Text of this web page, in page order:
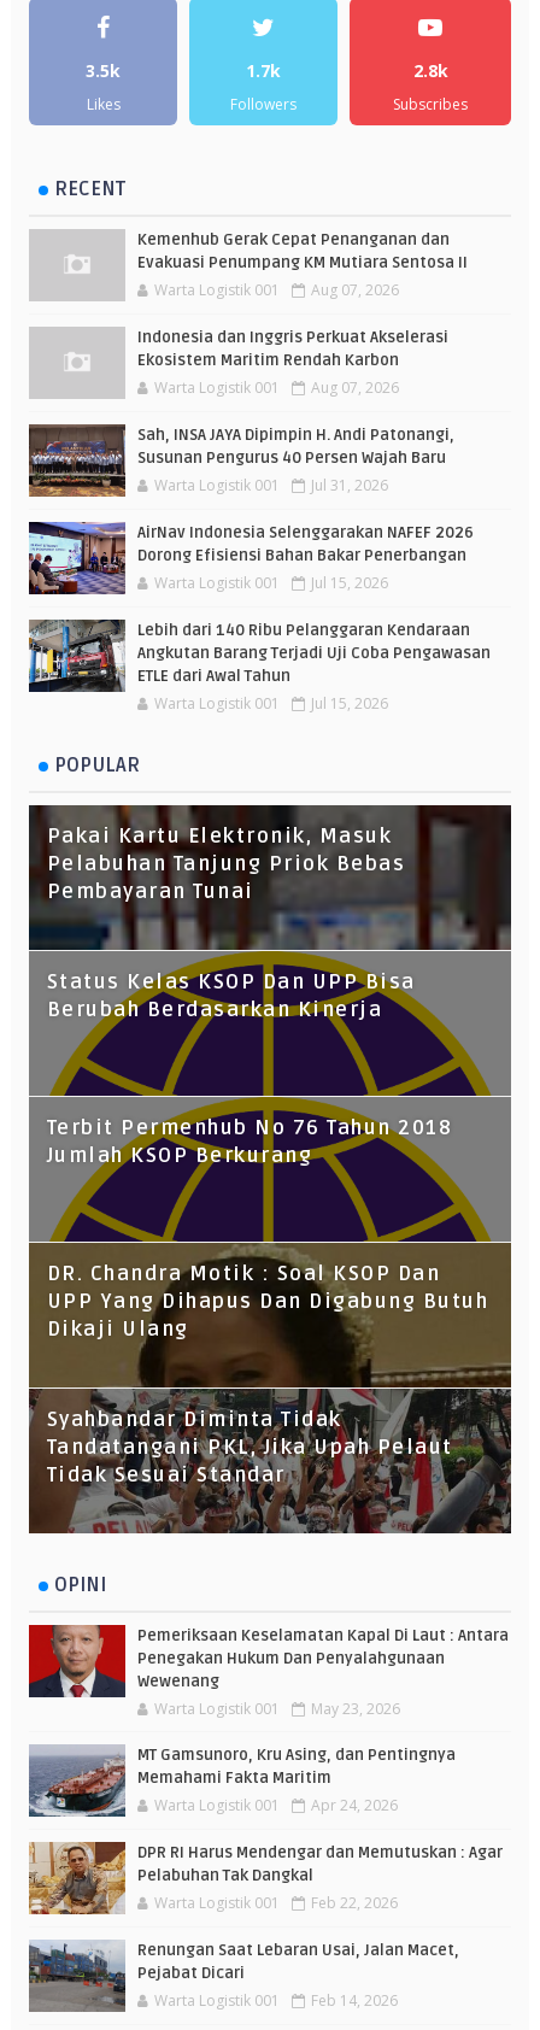
3.5k
Likes
1.7k
Followers
2.8k
Subscribes
RECENT
Kemenhub Gerak Cepat Penanganan dan
Evakuasi Penumpang KM Mutiara Sentosa II
Warta Logistik 001 Aug 07, 2026
Indonesia dan Inggris Perkuat Akselerasi
Ekosistem Maritim Rendah Karbon
Warta Logistik 001 Aug 07, 2026
Sah, INSA JAYA Dipimpin H. Andi Patonangi,
Susunan Pengurus 40 Persen Wajah Baru
Warta Logistik 001 Jul 31, 2026
AirNav Indonesia Selenggarakan NAFEF 2026
Dorong Efisiensi Bahan Bakar Penerbangan
Warta Logistik 001 Jul 15, 2026
Lebih dari 140 Ribu Pelanggaran Kendaraan
Angkutan Barang Terjadi Uji Coba Pengawasan
ETLE dari Awal Tahun
Warta Logistik 001 Jul 15, 2026
POPULAR
Pakai Kartu Elektronik, Masuk
Pelabuhan Tanjung Priok Bebas
Pembayaran Tunai
Status Kelas KSOP Dan UPP Bisa
Berubah Berdasarkan Kinerja
Terbit Permenhub No 76 Tahun 2018
Jumlah KSOP Berkurang
DR. Chandra Motik : Soal KSOP Dan
UPP Yang Dihapus Dan Digabung Butuh
Dikaji Ulang
Syahbandar Diminta Tidak
Tandatangani PKL, Jika Upah Pelaut
Tidak Sesuai Standar
OPINI
Pemeriksaan Keselamatan Kapal Di Laut : Antara
Penegakan Hukum Dan Penyalahgunaan
Wewenang
Warta Logistik 001 May 23, 2026
MT Gamsunoro, Kru Asing, dan Pentingnya
Memahami Fakta Maritim
Warta Logistik 001 Apr 24, 2026
DPR RI Harus Mendengar dan Memutuskan : Agar
Pelabuhan Tak Dangkal
Warta Logistik 001 Feb 22, 2026
Renungan Saat Lebaran Usai, Jalan Macet,
Pejabat Dicari
Warta Logistik 001 Feb 14, 2026